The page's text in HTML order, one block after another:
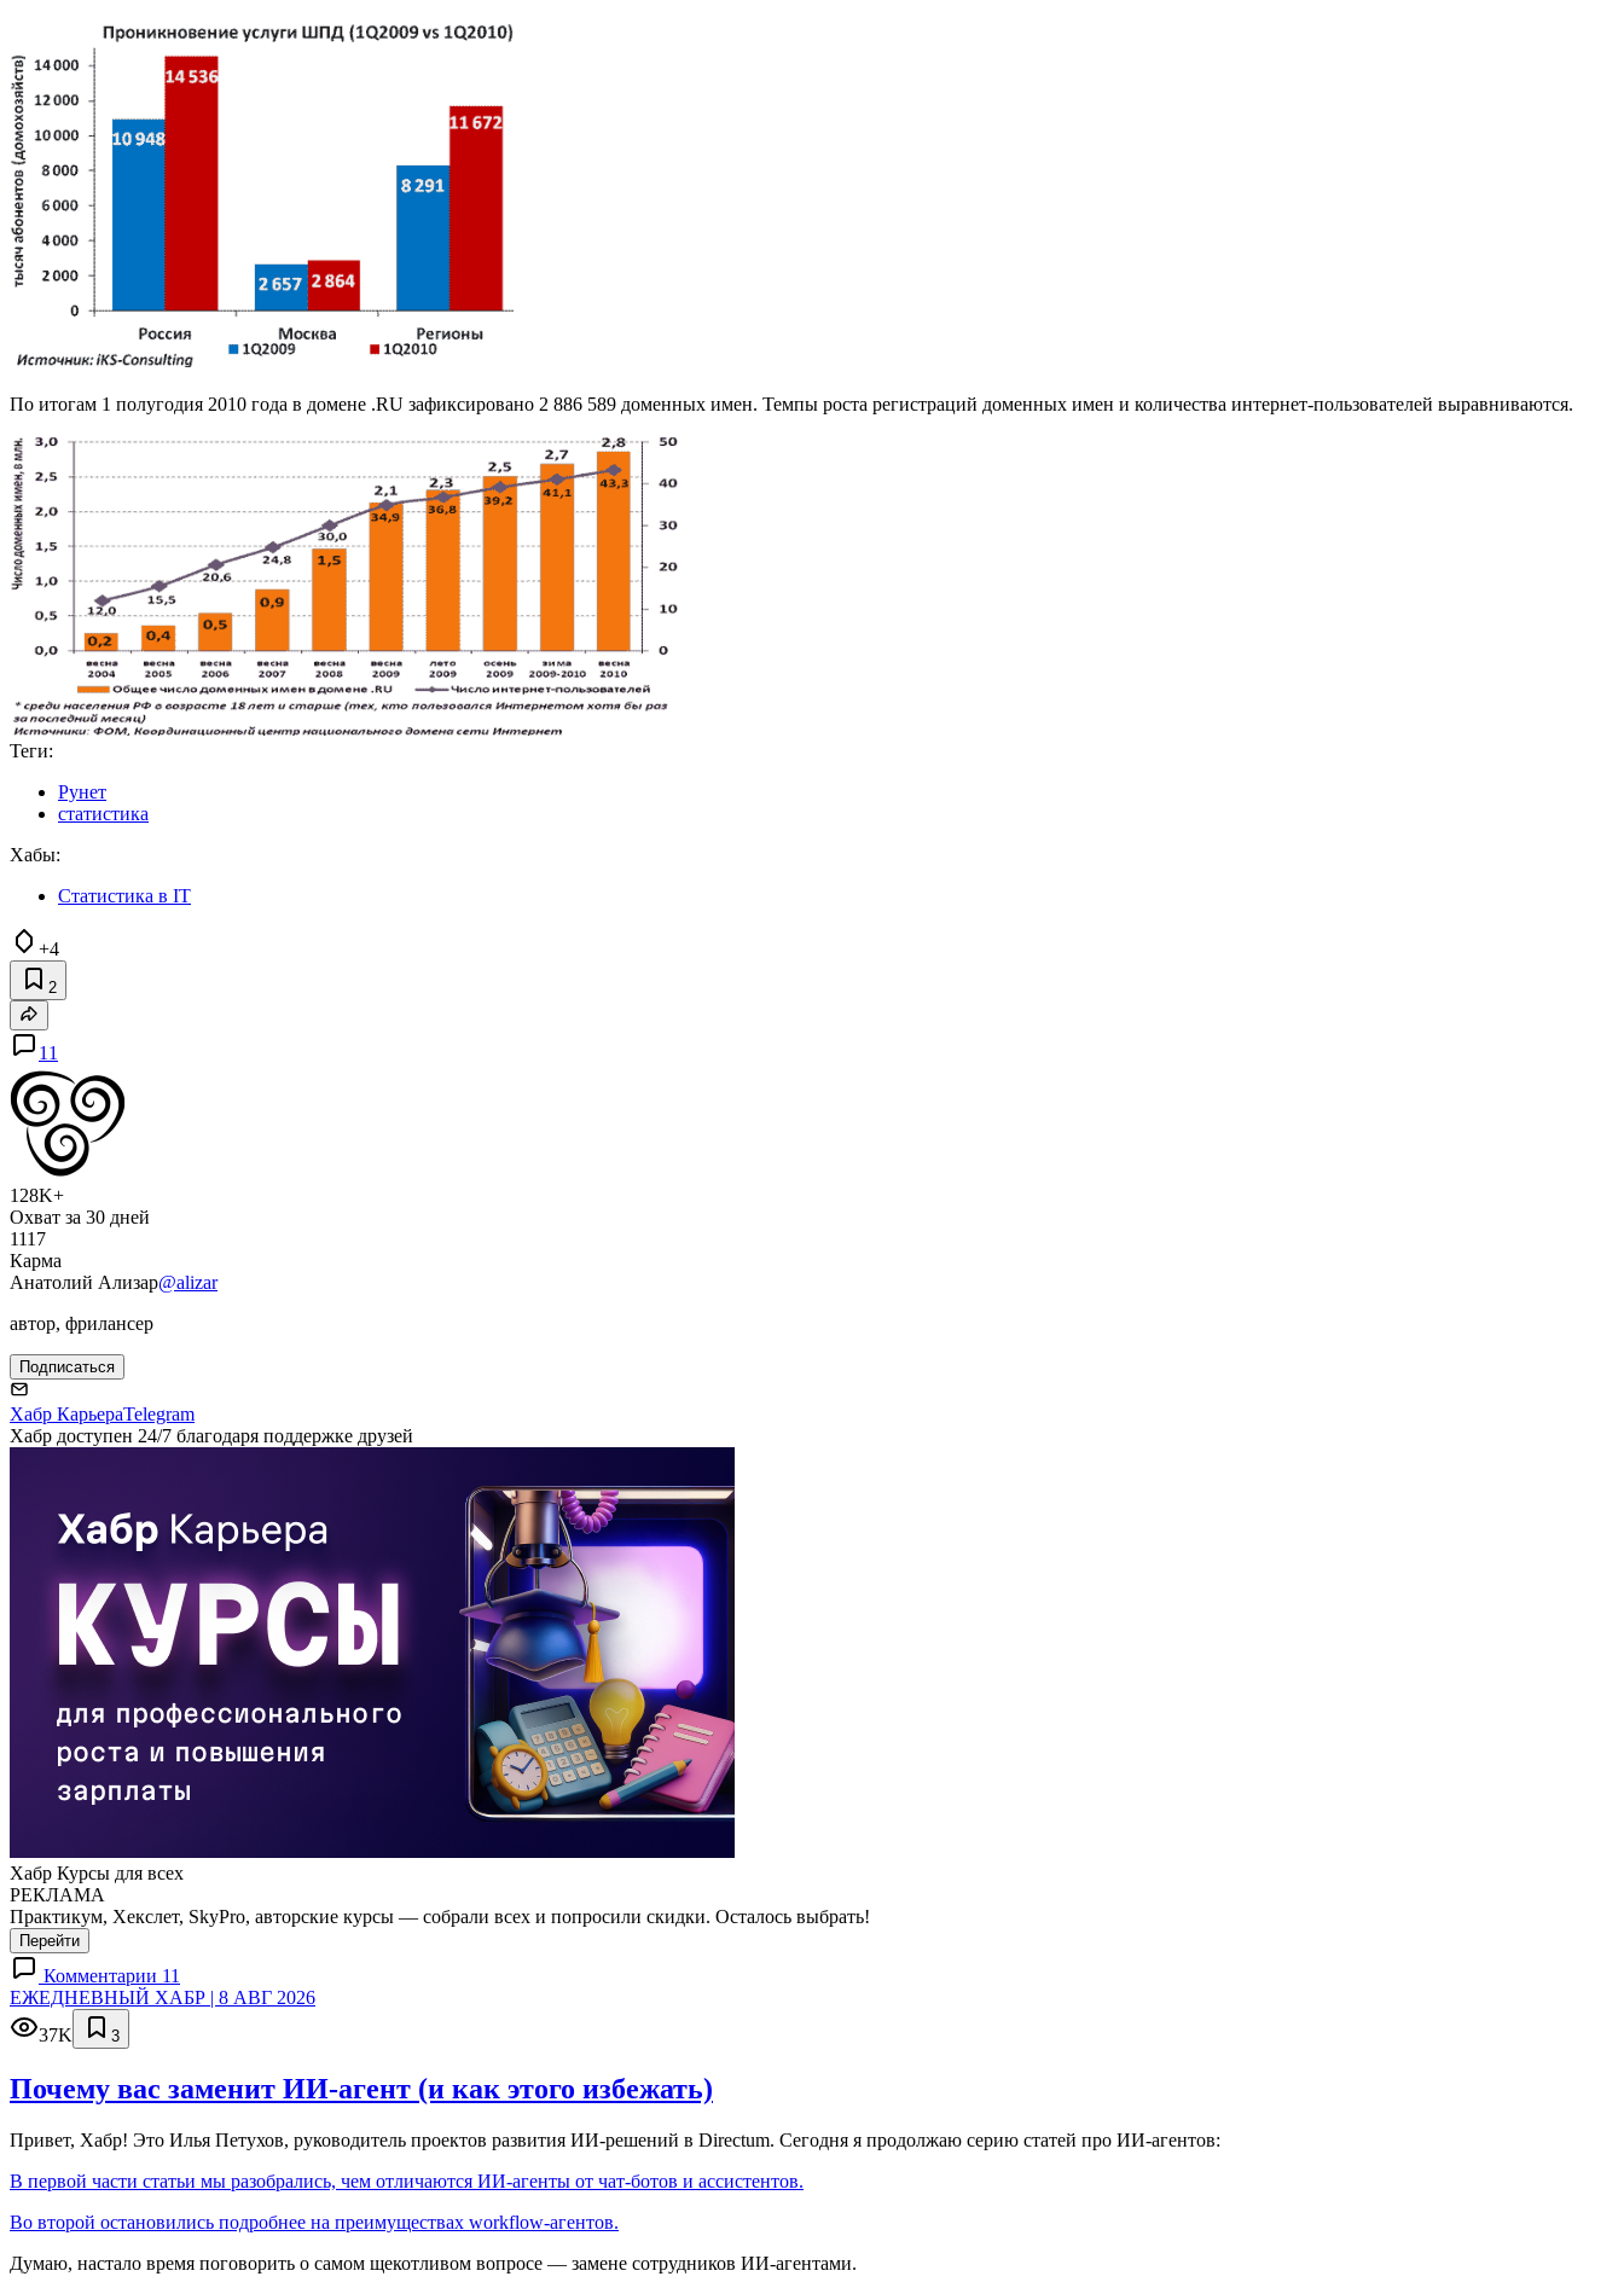
По итогам 1 полугодия 2010 года в домене .RU зафиксировано 2 886 589 доменных имен. Темпы роста регистраций доменных имен и количества интернет-пользователей выравниваются.
Теги:
Рунет
статистика
Хабы:
Статистика в IT
+4
2
11
128K+
Охват за 30 дней
1117
Карма
Анатолий Ализар@alizar
автор, фрилансер
Подписаться
Хабр КарьераTelegram
Хабр доступен 24/7 благодаря поддержке друзей
Хабр Курсы для всех
РЕКЛАМА
Практикум, Хекслет, SkyPro, авторские курсы — собрали всех и попросили скидки. Осталось выбрать!
Перейти
Комментарии 11
ЕЖЕДНЕВНЫЙ ХАБР | 8 АВГ 2026
37K
3
Почему вас заменит ИИ‑агент (и как этого избежать)
Привет, Хабр! Это Илья Петухов, руководитель проектов развития ИИ-решений в Directum. Сегодня я продолжаю серию статей про ИИ-агентов:
В первой части статьи мы разобрались, чем отличаются ИИ-агенты от чат-ботов и ассистентов.
Во второй остановились подробнее на преимуществах workflow-агентов.
Думаю, настало время поговорить о самом щекотливом вопросе — замене сотрудников ИИ-агентами.